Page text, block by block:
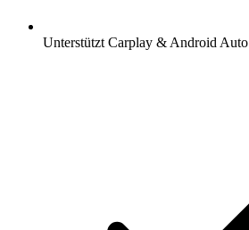
Unterstützt Carplay & Android Auto